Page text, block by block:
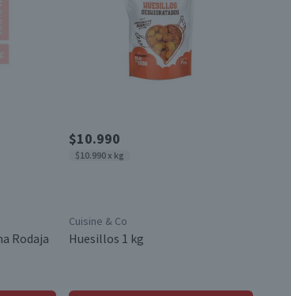
Rodaja
$10.990
$10.990 x kg
Cuisine & Co
Huesillos 1 kg